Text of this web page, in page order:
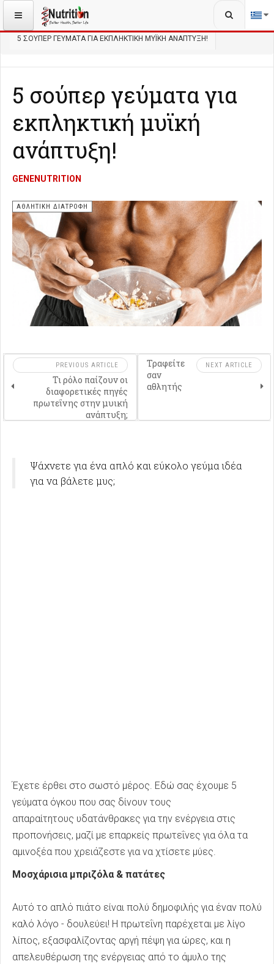
ΒΡΊΣΚΕΣΤΕ ΕΔΏ: ΑΘΛΗΤΙΚΉ ΔΙΑΤΡΟΦΉ
5 ΣΟΎΠΕΡ ΓΕΎΜΑΤΑ ΓΙΑ ΕΚΠΛΗΚΤΙΚΉ ΜΥΪΚΉ ΑΝΆΠΤΥΞΗ!
5 σούπερ γεύματα για
εκπληκτική μυϊκή
ανάπτυξη!
GENENUTRITION
ΑΘΛΗΤΙΚΉ ΔΙΑΤΡΟΦΉ
PREVIOUS ARTICLE
Τι ρόλο παίζουν οι
διαφορετικές πηγές
πρωτεΐνης στην μυική
ανάπτυξη;
NEXT ARTICLE
Τραφείτε
σαν
αθλητής
Ψάχνετε για ένα απλό και εύκολο γεύμα ιδέα
για να βάλετε μυς;
Έχετε έρθει στο σωστό μέρος. Εδώ σας έχουμε 5
γεύματα όγκου που σας δίνουν τους
απαραίτητους υδατάνθρακες για την ενέργεια στις
προπονήσεις, μαζί με επαρκείς πρωτεΐνες για όλα τα
αμινοξέα που χρειάζεστε για να χτίσετε μύες.
Μοσχάρισια μπριζόλα & πατάτες
Αυτό το απλό πιάτο είναι πολύ δημοφιλής για έναν πολύ
καλό λόγο - δουλεύει! Η πρωτεΐνη παρέχεται με λίγο
λίπος, εξασφαλίζοντας αργή πέψη για ώρες, και η
απελευθέρωση της ενέργειας από το άμυλο της